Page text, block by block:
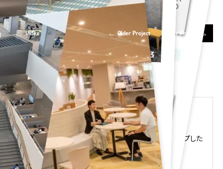
Index Older Project Newer Project
オカムラのオフィスデザイン事例集
Design Stories掲載事例の中から規模別にピックアップした
事例集です。ぜひダウンロードしてご覧ください。